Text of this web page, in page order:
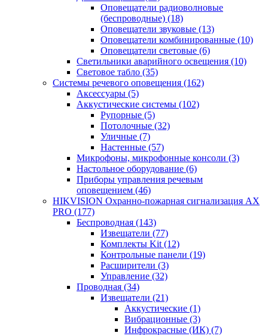
Оповещатели радиоволновые
(беспроводные) (18)
Оповещатели звуковые (13)
Оповещатели комбинированные (10)
Оповещатели световые (6)
Светильники аварийного освещения (10)
Световое табло (35)
Системы речевого оповещения (162)
Аксессуары (5)
Аккустические системы (102)
Рупорные (5)
Потолочные (32)
Уличные (7)
Настенные (57)
Микрофоны, микрофонные консоли (3)
Настольное оборудование (6)
Приборы управления речевым
оповещением (46)
HIKVISION Охранно-пожарная сигнализация AX
PRO (177)
Беспроводная (143)
Извещатели (77)
Комплекты Kit (12)
Контрольные панели (19)
Расширители (3)
Управление (32)
Проводная (34)
Извещатели (21)
Аккустические (1)
Вибрационные (3)
Инфрокрасные (ИК) (7)